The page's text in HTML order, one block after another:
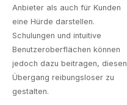
Anbieter als auch für Kunden
eine Hürde darstellen.
Schulungen und intuitive
Benutzeroberflächen können
jedoch dazu beitragen, diesen
Übergang reibungsloser zu
gestalten.